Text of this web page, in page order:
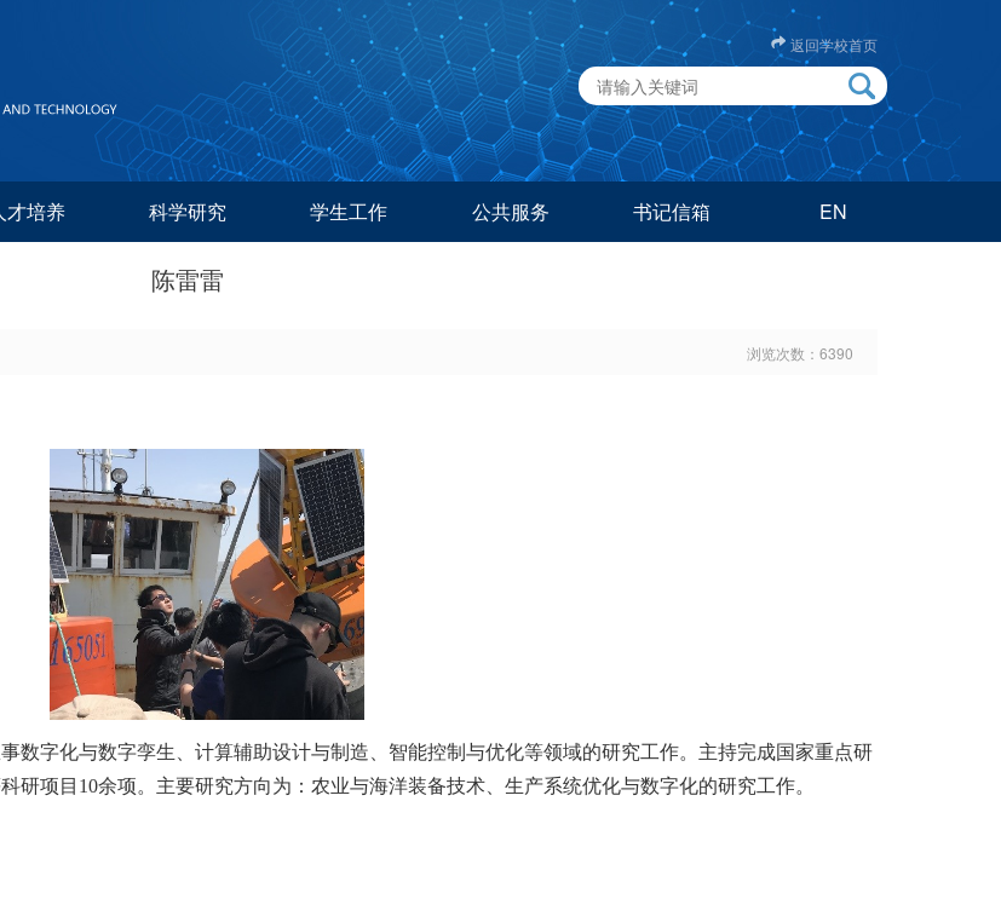
返回学校首页
才培养 科学研究 学生工作 公共服务 书记信箱 EN
陈雷雷
浏览次数： 6390
字化与数字孪生、计算辅助设计与制造、智能控制与优化等领域的研究工作。主持完成国家重点研
研项目 10余项。主要研究方向为：农业与海洋装备技术、生产系统优化与数字化的研究工作。